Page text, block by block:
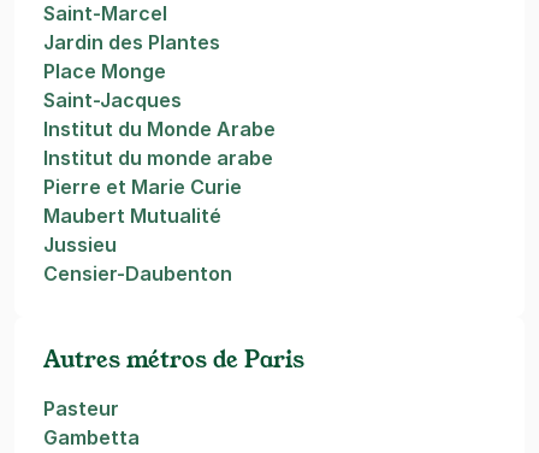
Saint-Marcel
Jardin des Plantes
Place Monge
Saint-Jacques
Institut du Monde Arabe
Institut du monde arabe
Pierre et Marie Curie
Maubert Mutualité
Jussieu
Censier-Daubenton
Autres métros de Paris
Pasteur
Gambetta